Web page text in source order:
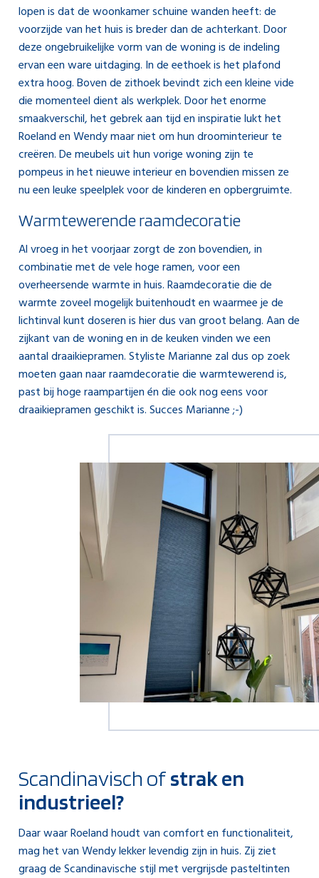
lopen is dat de woonkamer schuine wanden heeft: de
voorzijde van het huis is breder dan de achterkant. Door
deze ongebruikelijke vorm van de woning is de indeling
ervan een ware uitdaging. In de eethoek is het plafond
extra hoog. Boven de zithoek bevindt zich een kleine vide
die momenteel dient als werkplek. Door het enorme
smaakverschil, het gebrek aan tijd en inspiratie lukt het
Roeland en Wendy maar niet om hun droominterieur te
creëren. De meubels uit hun vorige woning zijn te
pompeus in het nieuwe interieur en bovendien missen ze
nu een leuke speelplek voor de kinderen en opbergruimte.
Warmtewerenderaamdecoratie
Al vroeg in het voorjaar zorgt de zon bovendien, in
combinatie met de vele hoge ramen, voor een
overheersende warmte in huis. Raamdecoratie die de
warmte zoveel mogelijk buitenhoudt en waarmee je de
lichtinval kunt doseren is hier dus van groot belang. Aan de
zijkant van de woning en in de keuken vinden we een
aantal draaikiepramen. Styliste Marianne zal dus op zoek
moeten gaan naar raamdecoratie die warmtewerend is,
past bij hoge raampartijen én die ook nog eens voor
draaikiepramen geschikt is. Succes Marianne ;-)
Scandinavisch ofstrak en
industrieel?
Daar waar Roeland houdt van comfort en functionaliteit,
mag het van Wendy lekker levendig zijn in huis. Zij ziet
graag de Scandinavische stijl met vergrijsde pasteltinten